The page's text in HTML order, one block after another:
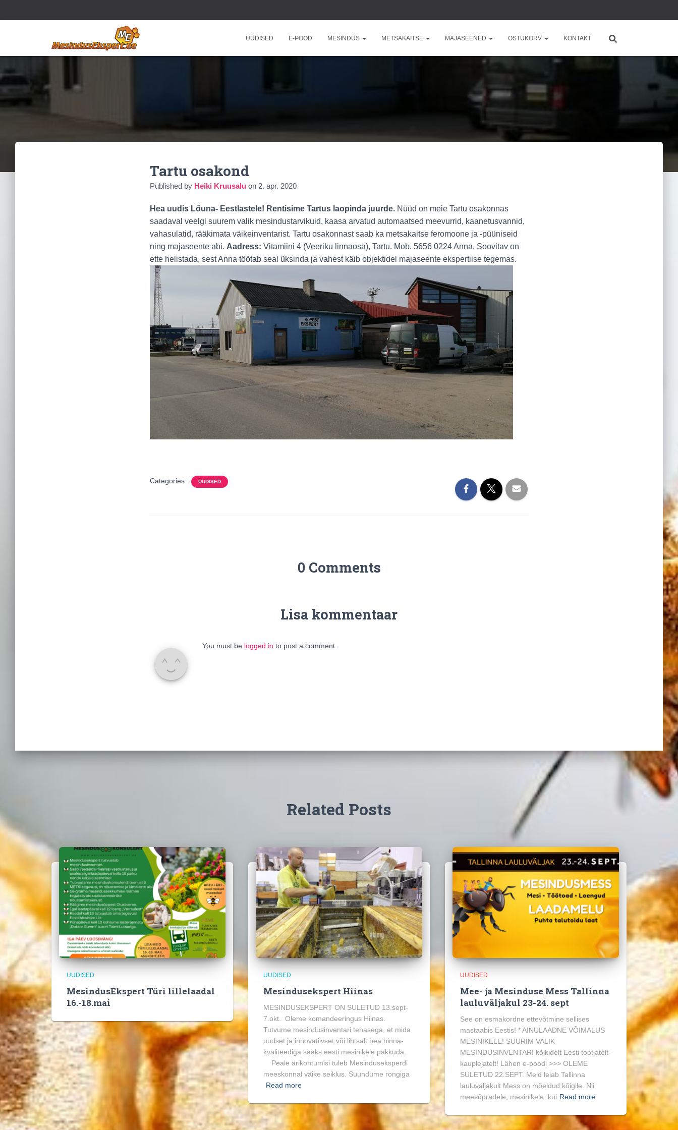
UUDISED E-POOD MESINDUS METSAKAITSE MAJASEENED OSTUKORV KONTAKT
Tartu osakond
Published by Heiki Kruusalu on 2. apr. 2020
Hea uudis Lõuna- Eestlastele! Rentisime Tartus laopinda juurde. Nüüd on meie Tartu osakonnas
saadaval veelgi suurem valik mesindustarvikuid, kaasa arvatud automaatsed meevurrid, kaanetusvannid,
vahasulatid, rääkimata väikeinventarist. Tartu osakonnast saab ka metsakaitse feromoone ja -püüniseid
ning majaseente abi. Aadress: Vitamiini 4 (Veeriku linnaosa), Tartu. Mob. 5656 0224 Anna. Soovitav on
ette helistada, sest Anna töötab seal üksinda ja vahest käib objektidel majaseente ekspertiise tegemas.
Categories: UUDISED
0 Comments
Lisa kommentaar
You must be logged in to post a comment.
Related Posts
UUDISED
MesindusEkspert Türi lillelaadal
16.-18.mai
UUDISED
Mesindusekspert Hiinas
MESINDUSEKSPERT ON SULETUD 13.sept-
7.okt. Oleme komandeeringus Hiinas.
Tutvume mesindusinventari tehasega, et mida
uudset ja innovatiivset või lihtsalt hea hinna-
kvaliteediga saaks eesti mesinikele pakkuda.
Peale ärikohtumisi tuleb Mesinduseksperdi
meeskonnal väike seiklus. Suundume rongiga
Read more
UUDISED
Mee- ja Mesinduse Mess Tallinna
lauluväljakul 23-24. sept
See on esmakordne ettevõtmine sellises
mastaabis Eestis! * AINULAADNE VÕIMALUS
MESINIKELE! SUURIM VALIK
MESINDUSINVENTARI kõikidelt Eesti tootjatelt-
kauplejatelt! Lähen e-poodi >>> OLEME
SULETUD 22.SEPT. Meid leiab Tallinna
lauluväljakult Mess on mõeldud kõigile. Nii
meesõpradele, mesinikele, kui Read more